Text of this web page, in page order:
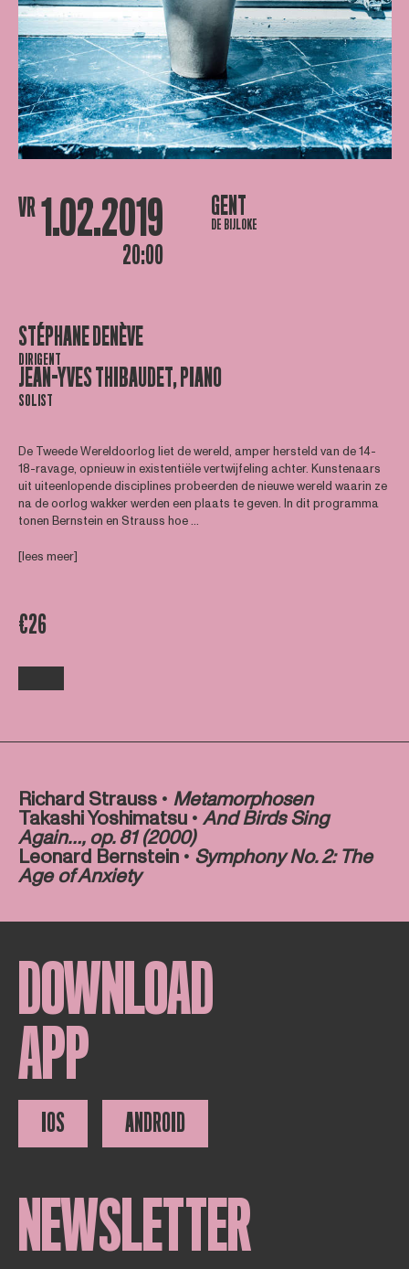
VR 1.02.2019
20:00
GENT
DE BIJLOKE
STÉPHANE DENÈVE
DIRIGENT
JEAN-YVES THIBAUDET, PIANO
SOLIST
De Tweede Wereldoorlog liet de wereld, amper hersteld van de 14-
18-ravage, opnieuw in existentiële vertwijfeling achter. Kunstenaars
uit uiteenlopende disciplines probeerden de nieuwe wereld waarin ze
na de oorlog wakker werden een plaats te geven. In dit programma
tonen Bernstein en Strauss hoe ...
[lees meer]
€26
Richard Strauss • Metamorphosen
Takashi Yoshimatsu • And Birds Sing
Again…, op. 81 (2000)
Leonard Bernstein • Symphony No. 2: The
Age of Anxiety
DOWNLOAD
APP
IOS ANDROID
NEWSLETTER